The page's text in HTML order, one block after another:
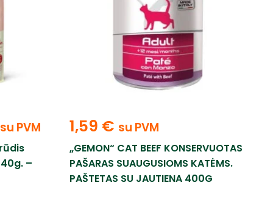
su PVM
–
1,59 € su PVM
„GEMON“ CAT BEEF KONSERVUOTAS
PAŠARAS SUAUGUSIOMS KATĖMS.
PAŠTETAS SU JAUTIENA 400G